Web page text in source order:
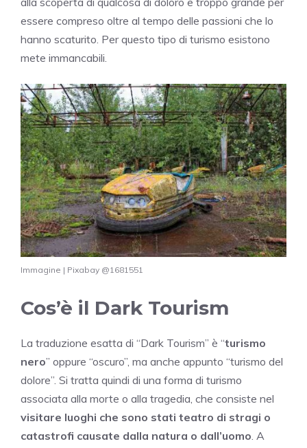
essere compreso oltre al tempo delle passioni che lo
hanno scaturito. Per questo tipo di turismo esistono
mete immancabili.
Immagine | Pixabay @1681551
Cos’è il Dark Tourism
La traduzione esatta di “Dark Tourism” è “turismo
nero” oppure “oscuro”, ma anche appunto “turismo del
dolore”. Si tratta quindi di una forma di turismo
associata alla morte o alla tragedia, che consiste nel
visitare luoghi che sono stati teatro di stragi o
catastrofi causate dalla natura o dall’uomo. A